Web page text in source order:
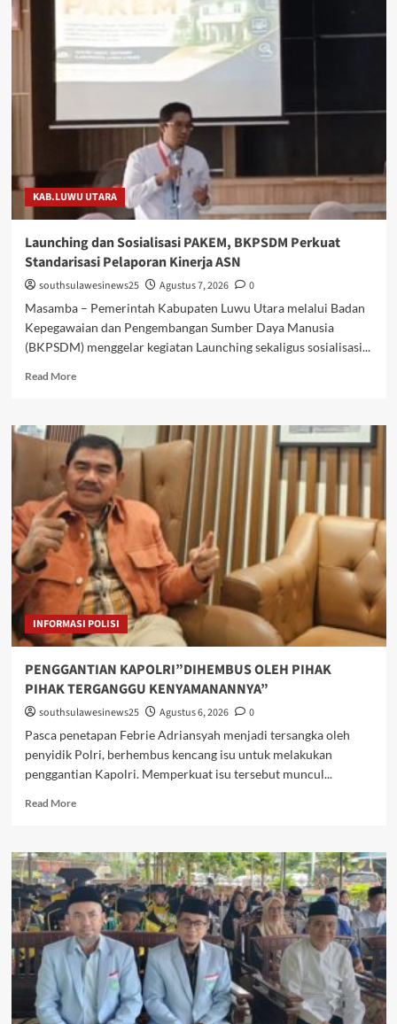
Perkenalkan
Rencana
POLTEKIS
Mahasiswa
Yogyakarta
KAB.LUWU UTARA
Launching dan Sosialisasi PAKEM, BKPSDM Perkuat
Standarisasi Pelaporan Kinerja ASN
southsulawesinews25 Agustus 7, 2026
0
Masamba – Pemerintah Kabupaten Luwu Utara melalui Badan
Kepegawaian dan Pengembangan Sumber Daya Manusia
(BKPSDM) menggelar kegiatan Launching sekaligus sosialisasi...
Read MoreRead
Launching
dan
Sosialisasi
PAKEM,
BKPSDM
Perkuat
Standarisasi
Pelaporan
Kinerja
ASN
INFORMASI POLISI
PENGGANTIAN KAPOLRI”DIHEMBUS OLEH PIHAK
PIHAK TERGANGGU KENYAMANANNYA”
southsulawesinews25 Agustus 6, 2026
0
Pasca penetapan Febrie Adriansyah menjadi tersangka oleh
penyidik Polri, berhembus kencang isu untuk melakukan
penggantian Kapolri. Memperkuat isu tersebut muncul...
Read MoreRead
PENGGANTIAN
KAPOLRI”DIHEMBUS
OLEH
PIHAK
PIHAK
TERGANGGU
KENYAMANANNYA”